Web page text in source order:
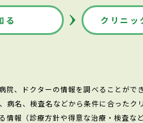
る クリニッ
、ドクターの情報を調べることがで
名、検査名などから条件に合ったク
報（診療方針や得意な治療・検査など